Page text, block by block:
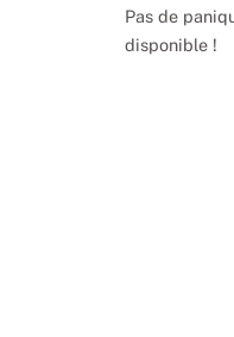
Pas de
disponible !